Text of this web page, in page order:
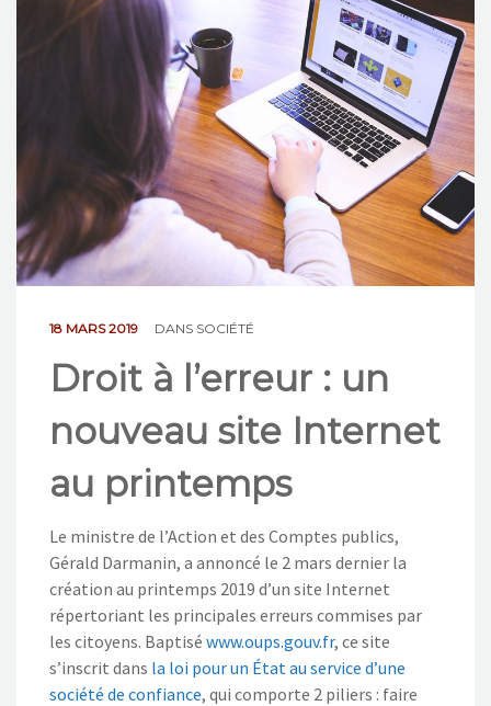
NOS ACTIONS
CONTACT
18 MARS 2019 DANS SOCIÉTÉ
Droit à l’erreur : un
nouveau site Internet
au printemps
Le ministre de l’Action et des Comptes publics,
Gérald Darmanin, a annoncé le 2 mars dernier la
création au printemps 2019 d’un site Internet
répertoriant les principales erreurs commises par
les citoyens. Baptisé www.oups.gouv.fr, ce site
s’inscrit dans la loi pour un État au service d’une
société de confiance, qui comporte 2 piliers : faire